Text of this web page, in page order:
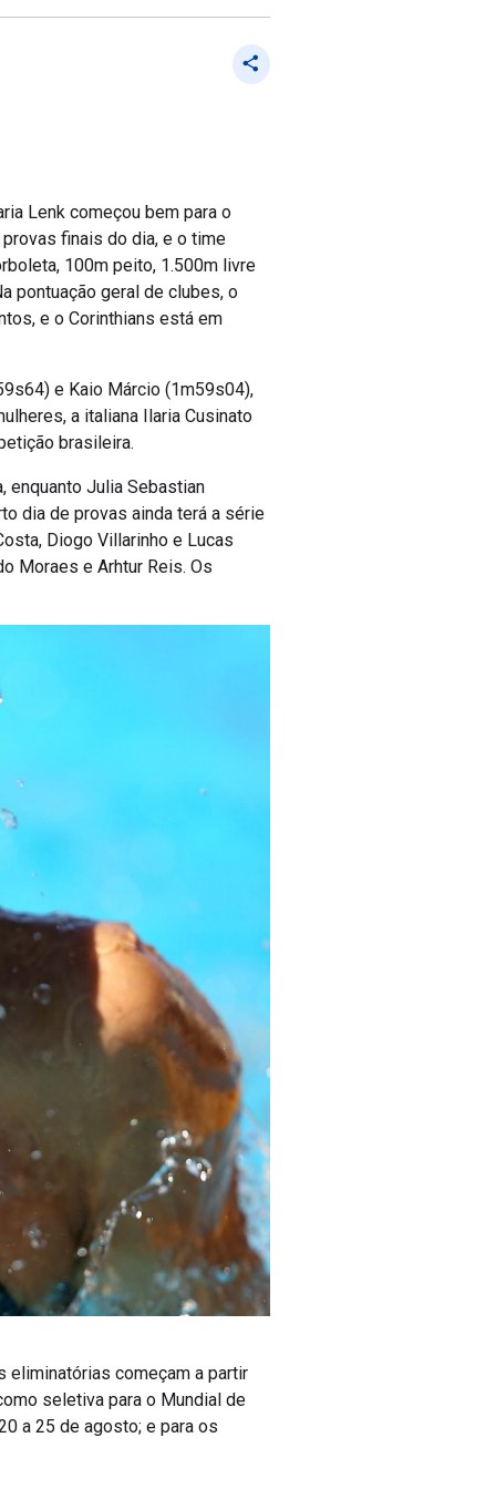
Lenk começou bem para o
finais do dia, e o time
100m peito, 1.500m livre
pontuação geral de clubes, o
e o Corinthians está em
e Kaio Márcio (1m59s04),
a italiana Ilaria Cusinato
brasileira.
enquanto Julia Sebastian
dia de provas ainda terá a série
Diogo Villarinho e Lucas
Moraes e Arhtur Reis. Os
eliminatórias começam a partir
seletiva para o Mundial de
a 25 de agosto; e para os